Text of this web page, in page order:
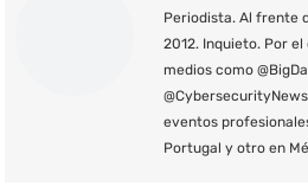
Periodista. Al frente
2012. Inquieto. Por
medios como
eventos
Portugal y otro en